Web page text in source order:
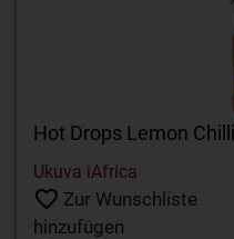
Hot Drops Lemon
Ukuva iAfrica
Zur Wunschliste
hinzufügen